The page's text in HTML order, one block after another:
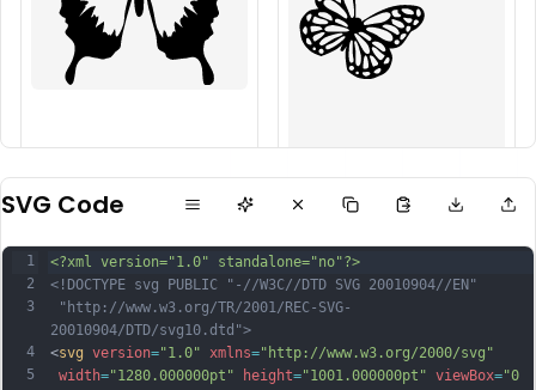
SVG Code
1
2
3
4
5
<?xml version="1.0" standalone="no"?>
<!DOCTYPE svg PUBLIC "-//W3C//DTD SVG 20010904//EN"
"http://www.w3.org/TR/2001/REC-SVG-
20010904/DTD/svg10.dtd">
<svg version="1.0" xmlns="http://www.w3.org/2000/svg"
width="1280.000000pt" height="1001.000000pt" viewBox="0